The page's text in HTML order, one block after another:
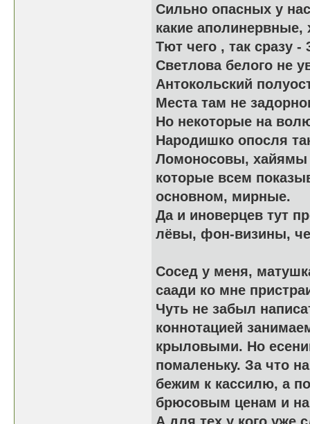
Сильно опасных у
какие аполинервные,
Тют чего , так сразу -
Светлова белого не
Антокольский
Места там не
Но некоторые на
Народишко опосля
Ломоносовы, хайямы
которые всем
основном, мирные.
Да и иноверцев тут
лёвы, фон-визины,
Сосед у меня,
саади ко мне
Чуть не забыл
коннотацией
крыловыми. Но
помаленьку. За что
бежим к кассилю, а
брюсовым ценам и на